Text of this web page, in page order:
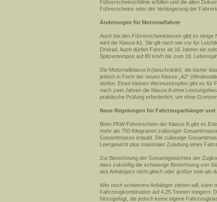
Führerscheinrichtlinie erfüllen und die alten
Führerscheins oder der Verlängerung der
Änderungen für Motorradfahrer
Auch bei den Führerscheinklassen gibt es einige
wird die Klasse A1. Sie gilt nach wie vor für
Dreirad. Auch dürfen Fahrer ab 16 Jahren ein
Spitzentempos auf 80 km/h bis zum 18.
Die Motorradklasse A (beschränkt), die bisher
jedoch in Form der neuen Klasse „A2“
dürfen. Einen kleinen Wermutstropfen gibt es für
nach zwei Jahren die Klasse A ohne
praktische Prüfung erforderlich, um ohne
Neue Regelungen für Fahrzeuganhänger
Beim PKW-Führerschein der Klasse B gibt es
mehr als 750 Kilogramm zulässiger
Gesamtmasse erlaubt. Die zulässige
Leergewicht plus maximaler Zuladung eines
Zur Berechnung der Gesamtgewichtes der
dass zukünftig die schwierige Berechnung von
des Anhängers nicht gleich oder größer sein als
Wer noch schwerere Anhänger ziehen will, kann
Fahrzeugkombination auf 4,25 Tonnen steigern.
hinzugefügt, die jedoch keine eigene